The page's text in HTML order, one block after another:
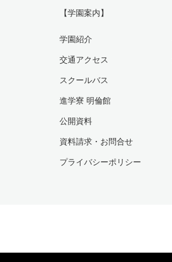
【学園案内】
学園紹介
交通アクセス
スクールバス
進学寮 明倫館
公開資料
資料請求・お問合せ
プライバシーポリシー